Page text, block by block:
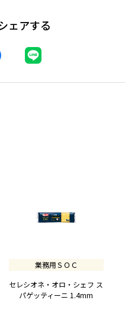
ェアする
業務用ＳＯＣ
セレシオネ・オロ・シェフ ス
パゲッティーニ 1.4mm